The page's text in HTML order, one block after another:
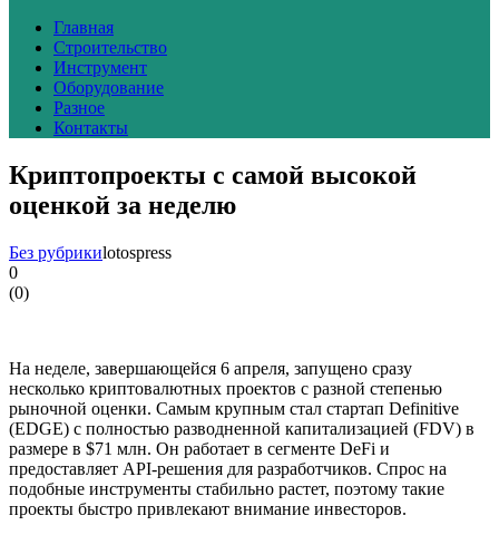
Главная
Строительство
Инструмент
Оборудование
Разное
Контакты
Криптопроекты с самой высокой
оценкой за неделю
Без рубрикиlotospress
0
(0)
На неделе, завершающейся 6 апреля, запущено сразу
несколько криптовалютных проектов с разной степенью
рыночной оценки. Самым крупным стал стартап Definitive
(EDGE) с полностью разводненной капитализацией (FDV) в
размере в $71 млн. Он работает в сегменте DeFi и
предоставляет API-решения для разработчиков. Спрос на
подобные инструменты стабильно растет, поэтому такие
проекты быстро привлекают внимание инвесторов.